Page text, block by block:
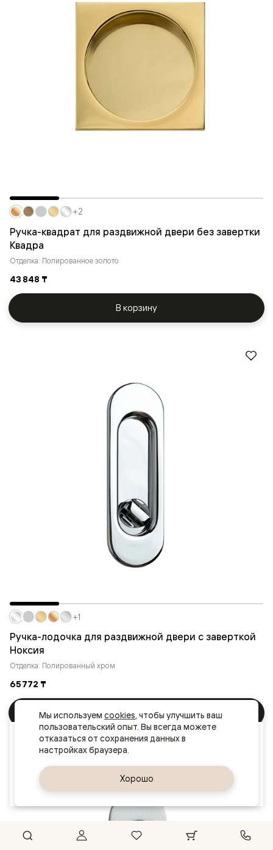
Ваш город
Ручка-квадрат для раздвижной двери без завертки
Квадра
Отделка: Полированное золото
43 848 ₸
+2
В корзину
Ручка-лодочка для раздвижной двери с заверткой
Ноксия
Отделка: Полированный хром
65 772 ₸
+1
В корзину
Мы используем cookies, чтобы улучшить ваш
пользовательский опыт. Вы всегда можете
отказаться от сохранения данных в
Хорошо